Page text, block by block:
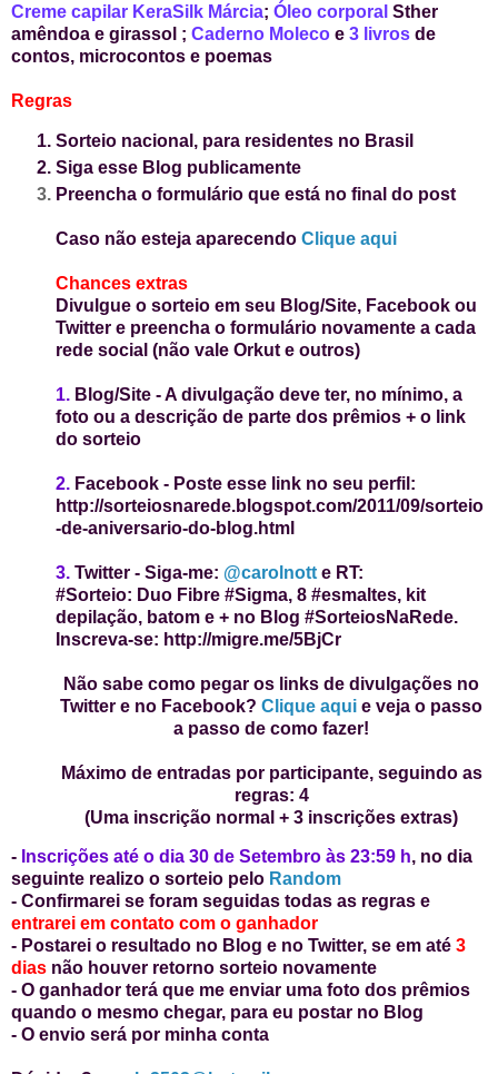
Creme capilar KeraSilk Márcia; Óleo corporal Sther
amêndoa e girassol ; Caderno Moleco e 3 livros de
contos, microcontos e poemas
Regras
Sorteio nacional, para residentes no Brasil
Siga esse Blog publicamente
Preencha o formulário que está no final do post
Caso não esteja aparecendo Clique aqui
Chances extras
Divulgue o sorteio em seu Blog/Site, Facebook ou
Twitter e preencha o formulário novamente a cada
rede social (não vale Orkut e outros)
1. Blog/Site -A divulgação deve ter, no mínimo, a
foto ou a descrição de parte dos prêmios + o link
do sorteio
2. Facebook - Poste esse link no seu perfil:
http://sorteiosnarede.blogspot.com/2011/09/sorteio
-de-aniversario-do-blog.html
3. Twitter - Siga-me: @carolnott e RT:
#Sorteio: Duo Fibre #Sigma, 8 #esmaltes, kit
depilação, batom e + no Blog #SorteiosNaRede.
Inscreva-se: http://migre.me/5BjCr
Não sabe como pegar os links de divulgações no
Twitter e no Facebook? Clique aqui e veja o passo
a passo de como fazer!
Máximo de entradas por participante, seguindo as
regras: 4
(Uma inscrição normal + 3 inscrições extras)
- Inscrições até o dia 30 de Setembro às 23:59 h, no dia
seguinte realizo o sorteio pelo Random
- Confirmarei se foram seguidas todas as regras e
entrarei em contato com o ganhador
- Postarei o resultado no Blog e no Twitter, se em até 3
dias não houver retorno sorteio novamente
- O ganhador terá que me enviar uma foto dos prêmios
quando o mesmo chegar, para eu postar no Blog
- O envio será por minha conta